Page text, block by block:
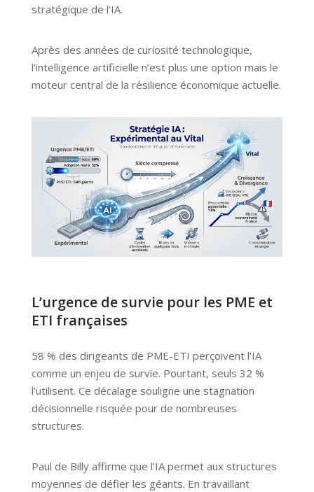
stratégique de l’IA.
Après des années de curiosité technologique,
l’intelligence artificielle n’est plus une option mais le
moteur central de la résilience économique actuelle.
L’urgence de survie pour les PME et
ETI françaises
58 % des dirigeants de PME-ETI perçoivent l’IA
comme un enjeu de survie. Pourtant, seuls 32 %
l’utilisent. Ce décalage souligne une stagnation
décisionnelle risquée pour de nombreuses
structures.
Paul de Billy affirme que l’IA permet aux structures
moyennes de défier les géants. En travaillant